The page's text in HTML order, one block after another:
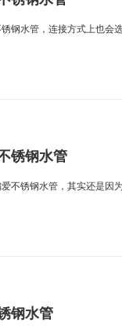
钢水管，连接方式上也会
锈钢水管
不锈钢水管，其实还是因为
钢水管